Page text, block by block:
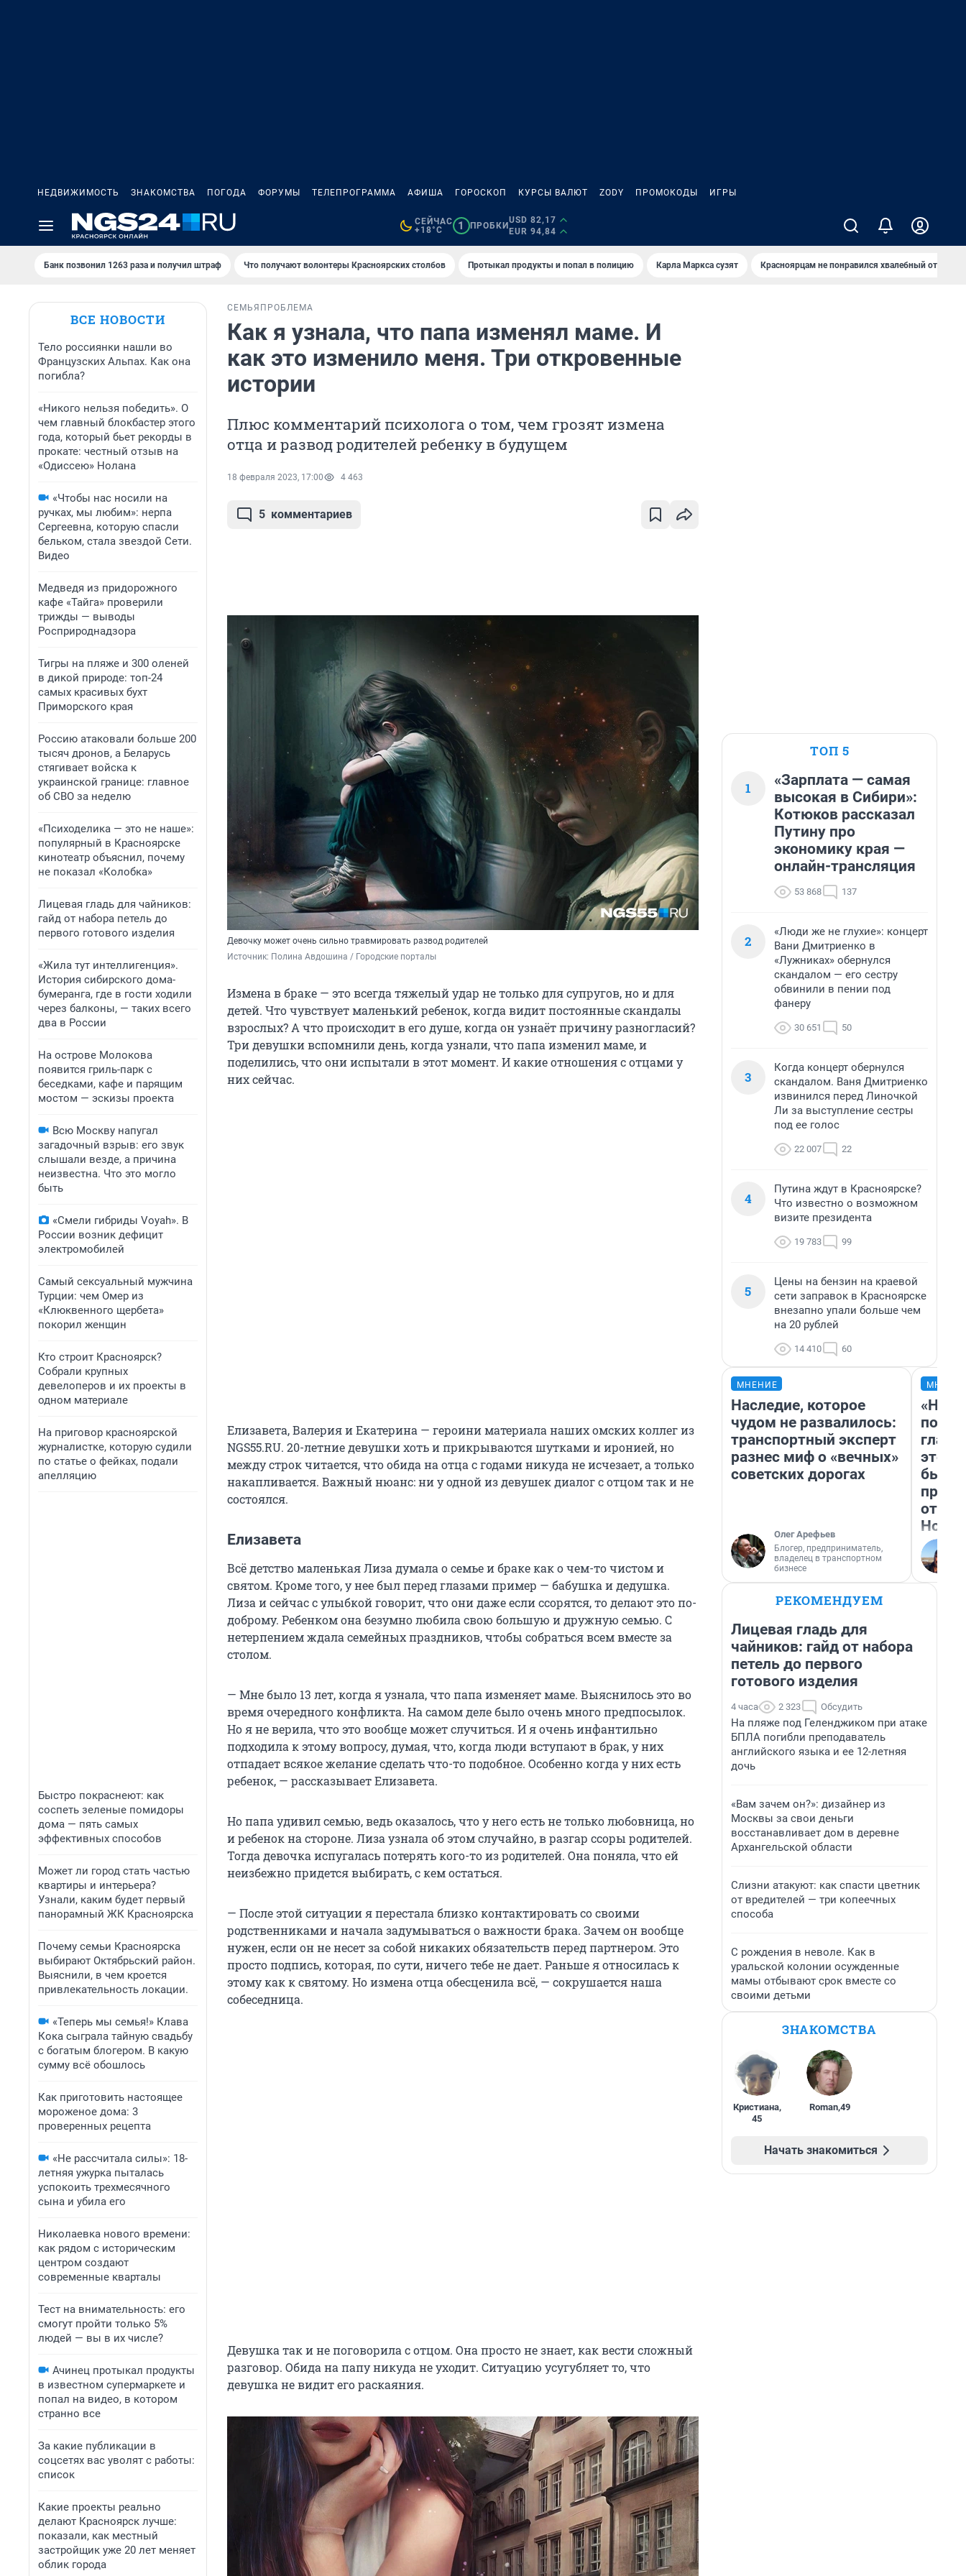
НЕДВИЖИМОСТЬ ЗНАКОМСТВА ПОГОДА ФОРУМЫ ТЕЛЕПРОГРАММА АФИША ГОРОСКОП КУРСЫ ВАЛЮТ ZODY ПРОМОКОДЫ ИГРЫ
СЕЙЧАС
+18°C
1 ПРОБКИ
USD 82,17
EUR 94,84
Банк позвонил 1263 раза и получил штраф Что получают волонтеры Красноярских столбов Протыкал продукты и попал в полицию Карла Маркса сузят Красноярцам не понравился хвалебный отзыв о
ВСЕ НОВОСТИ
Тело россиянки нашли во
Французских Альпах. Как она
погибла?
«Никого нельзя победить». О
чем главный блокбастер этого
года, который бьет рекорды в
прокате: честный отзыв на
«Одиссею» Нолана
«Чтобы нас носили на
ручках, мы любим»: нерпа
Сергеевна, которую спасли
бельком, стала звездой Сети.
Видео
Медведя из придорожного
кафе «Тайга» проверили
трижды — выводы
Росприроднадзора
Тигры на пляже и 300 оленей
в дикой природе: топ-24
самых красивых бухт
Приморского края
Россию атаковали больше 200
тысяч дронов, а Беларусь
стягивает войска к
украинской границе: главное
об СВО за неделю
«Психоделика — это не наше»:
популярный в Красноярске
кинотеатр объяснил, почему
не показал «Колобка»
Лицевая гладь для чайников:
гайд от набора петель до
первого готового изделия
«Жила тут интеллигенция».
История сибирского дома-
бумеранга, где в гости ходили
через балконы, — таких всего
два в России
На острове Молокова
появится гриль-парк с
беседками, кафе и парящим
мостом — эскизы проекта
Всю Москву напугал
загадочный взрыв: его звук
слышали везде, а причина
неизвестна. Что это могло
быть
«Смели гибриды Voyah». В
России возник дефицит
электромобилей
Самый сексуальный мужчина
Турции: чем Омер из
«Клюквенного щербета»
покорил женщин
Кто строит Красноярск?
Собрали крупных
девелоперов и их проекты в
одном материале
На приговор красноярской
журналистке, которую судили
по статье о фейках, подали
апелляцию
Быстро покраснеют: как
соспеть зеленые помидоры
дома — пять самых
эффективных способов
Может ли город стать частью
квартиры и интерьера?
Узнали, каким будет первый
панорамный ЖК Красноярска
Почему семьи Красноярска
выбирают Октябрьский район.
Выяснили, в чем кроется
привлекательность локации.
«Теперь мы семья!» Клава
Кока сыграла тайную свадьбу
с богатым блогером. В какую
сумму всё обошлось
Как приготовить настоящее
мороженое дома: 3
проверенных рецепта
«Не рассчитала силы»: 18-
летняя ужурка пыталась
успокоить трехмесячного
сына и убила его
Николаевка нового времени:
как рядом с историческим
центром создают
современные кварталы
Тест на внимательность: его
смогут пройти только 5%
людей — вы в их числе?
Ачинец протыкал продукты
в известном супермаркете и
попал на видео, в котором
странно все
За какие публикации в
соцсетях вас уволят с работы:
список
Какие проекты реально
делают Красноярск лучше:
показали, как местный
застройщик уже 20 лет меняет
облик города
СЕМЬЯ ПРОБЛЕМА
Как я узнала, что папа изменял маме. И
как это изменило меня. Три откровенные
истории
Плюс комментарий психолога о том, чем грозят измена
отца и развод родителей ребенку в будущем
18 февраля 2023, 17:00 4 463
5 комментариев
Девочку может очень сильно травмировать развод родителей
Источник: Полина Авдошина / Городские порталы
Измена в браке — это всегда тяжелый удар не только для супругов, но и для
детей. Что чувствует маленький ребенок, когда видит постоянные скандалы
взрослых? А что происходит в его душе, когда он узнаёт причину разногласий?
Три девушки вспомнили день, когда узнали, что папа изменил маме, и
поделились, что они испытали в этот момент. И какие отношения с отцами у
них сейчас.
Елизавета, Валерия и Екатерина — героини материала наших омских коллег из
NGS55.RU. 20-летние девушки хоть и прикрываются шутками и иронией, но
между строк читается, что обида на отца с годами никуда не исчезает, а только
накапливается. Важный нюанс: ни у одной из девушек диалог с отцом так и не
состоялся.
Елизавета
Всё детство маленькая Лиза думала о семье и браке как о чем-то чистом и
святом. Кроме того, у нее был перед глазами пример — бабушка и дедушка.
Лиза и сейчас с улыбкой говорит, что они даже если ссорятся, то делают это по-
доброму. Ребенком она безумно любила свою большую и дружную семью. С
нетерпением ждала семейных праздников, чтобы собраться всем вместе за
столом.
— Мне было 13 лет, когда я узнала, что папа изменяет маме. Выяснилось это во
время очередного конфликта. На самом деле было очень много предпосылок.
Но я не верила, что это вообще может случиться. И я очень инфантильно
подходила к этому вопросу, думая, что, когда люди вступают в брак, у них
отпадает всякое желание сделать что-то подобное. Особенно когда у них есть
ребенок, — рассказывает Елизавета.
Но папа удивил семью, ведь оказалось, что у него есть не только любовница, но
и ребенок на стороне. Лиза узнала об этом случайно, в разгар ссоры родителей.
Тогда девочка испугалась потерять кого-то из родителей. Она поняла, что ей
неизбежно придется выбирать, с кем остаться.
— После этой ситуации я перестала близко контактировать со своими
родственниками и начала задумываться о важности брака. Зачем он вообще
нужен, если он не несет за собой никаких обязательств перед партнером. Это
просто подпись, которая, по сути, ничего тебе не дает. Раньше я относилась к
этому как к святому. Но измена отца обесценила всё, — сокрушается наша
собеседница.
Девушка так и не поговорила с отцом. Она просто не знает, как вести сложный
разговор. Обида на папу никуда не уходит. Ситуацию усугубляет то, что
девушка не видит его раскаяния.
ТОП 5
1
«Зарплата — самая
высокая в Сибири»:
Котюков рассказал
Путину про
экономику края —
онлайн-трансляция
53 868 137
2
«Люди же не глухие»: концерт
Вани Дмитриенко в
«Лужниках» обернулся
скандалом — его сестру
обвинили в пении под
фанеру
30 651 50
3
Когда концерт обернулся
скандалом. Ваня Дмитриенко
извинился перед Линочкой
Ли за выступление сестры
под ее голос
22 007 22
4
Путина ждут в Красноярске?
Что известно о возможном
визите президента
19 783 99
5
Цены на бензин на краевой
сети заправок в Красноярске
внезапно упали больше чем
на 20 рублей
14 410 60
МНЕНИЕ
Наследие, которое
чудом не развалилось:
транспортный эксперт
разнес миф о «вечных»
советских дорогах
Олег Арефьев
Блогер, предприниматель,
владелец в транспортном
бизнесе
этого
бьет
РЕКОМЕНДУЕМ
Лицевая гладь для
чайников: гайд от набора
петель до первого
готового изделия
4 часа 2 323 Обсудить
На пляже под Геленджиком при атаке
БПЛА погибли преподаватель
английского языка и ее 12-летняя
дочь
«Вам зачем он?»: дизайнер из
Москвы за свои деньги
восстанавливает дом в деревне
Архангельской области
Слизни атакуют: как спасти цветник
от вредителей — три копеечных
способа
С рождения в неволе. Как в
уральской колонии осужденные
мамы отбывают срок вместе со
своими детьми
ЗНАКОМСТВА
Кристиана,
45
Roman,49
Начать знакомиться